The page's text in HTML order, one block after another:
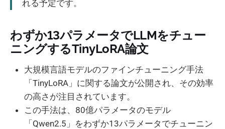
れる予定です。
わずか13パラメータでLLMをチュー
ニングするTinyLoRA論文
大規模言語モデルのファインチューニング手法
「TinyLoRA」に関する論文が公開され、その効率
の高さが注目されています。
この手法は、80億パラメータのモデル
「Qwen2.5」をわずか13パラメータでチューニン